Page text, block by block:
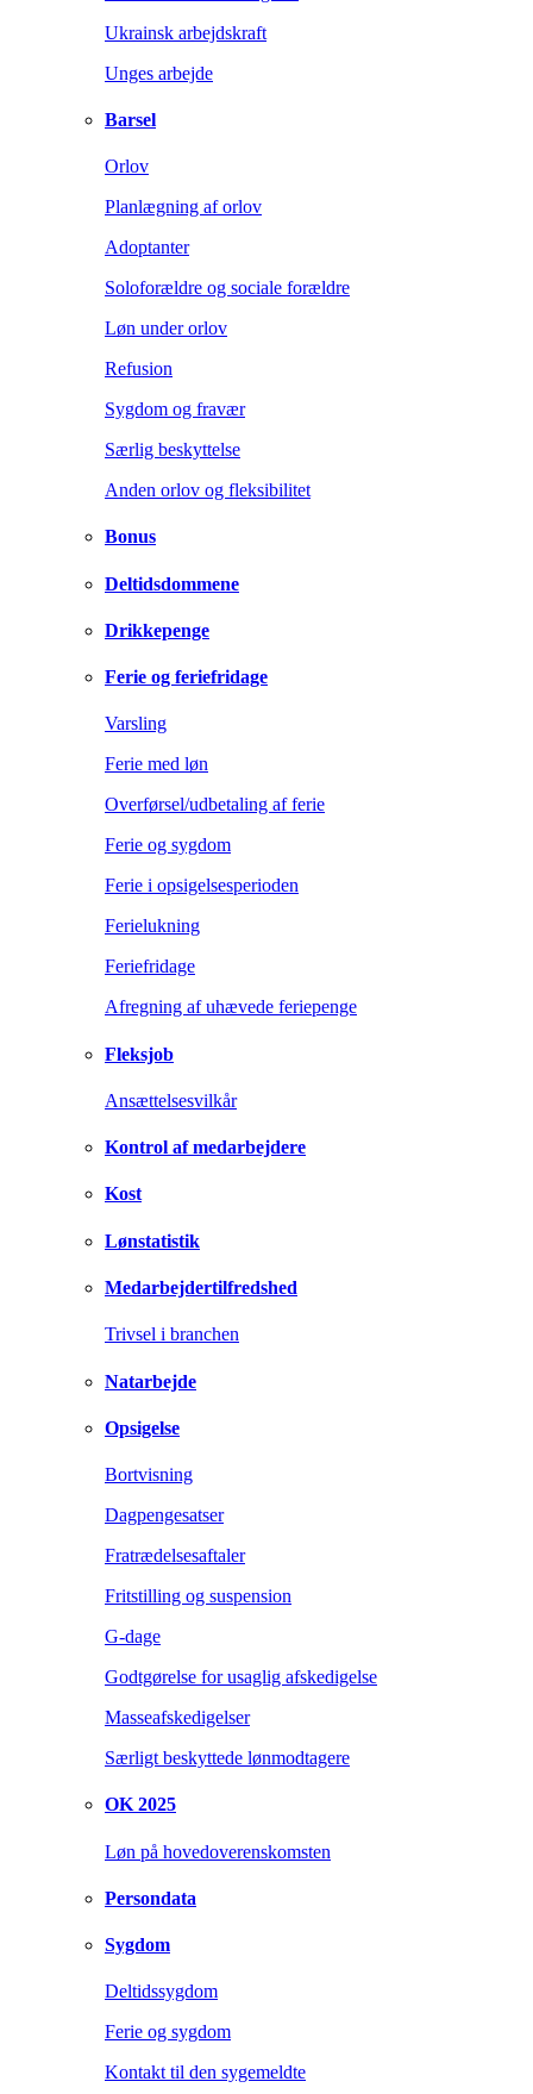
Ukrainsk arbejdskraft
Unges arbejde
Barsel
Orlov
Planlægning af orlov
Adoptanter
Soloforældre og sociale forældre
Løn under orlov
Refusion
Sygdom og fravær
Særlig beskyttelse
Anden orlov og fleksibilitet
Bonus
Deltidsdommene
Drikkepenge
Ferie og feriefridage
Varsling
Ferie med løn
Overførsel/udbetaling af ferie
Ferie og sygdom
Ferie i opsigelsesperioden
Ferielukning
Feriefridage
Afregning af uhævede feriepenge
Fleksjob
Ansættelsesvilkår
Kontrol af medarbejdere
Kost
Lønstatistik
Medarbejdertilfredshed
Trivsel i branchen
Natarbejde
Opsigelse
Bortvisning
Dagpengesatser
Fratrædelsesaftaler
Fritstilling og suspension
G-dage
Godtgørelse for usaglig afskedigelse
Masseafskedigelser
Særligt beskyttede lønmodtagere
OK 2025
Løn på hovedoverenskomsten
Persondata
Sygdom
Deltidssygdom
Ferie og sygdom
Kontakt til den sygemeldte